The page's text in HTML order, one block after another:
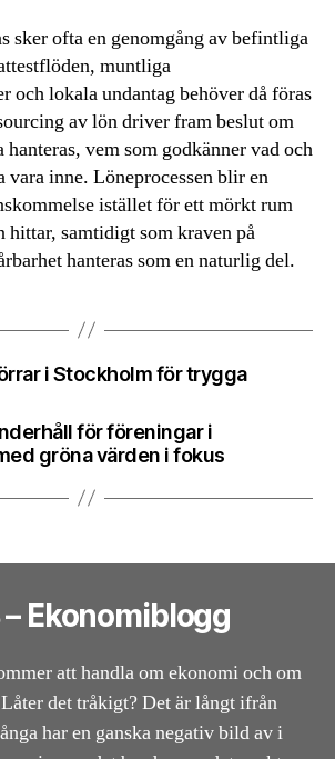
sker ofta en genomgång av befintliga
muntliga
och lokala undantag behöver då föras
av lön driver fram beslut om
vem som godkänner vad och
vara inne. Löneprocessen blir en
istället för ett mörkt rum
hittar, samtidigt som kraven på
hanteras som en naturlig del.
i Stockholm för trygga
för föreningar i
gröna värden i fokus
– Ekonomiblogg
att handla om ekonomi och om
det tråkigt? Det är långt ifrån
har en ganska negativ bild av i